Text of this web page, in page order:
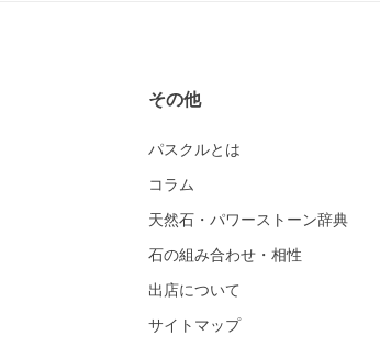
その他
パスクルとは
コラム
天然石・パワーストーン辞典
石の組み合わせ・相性
出店について
サイトマップ